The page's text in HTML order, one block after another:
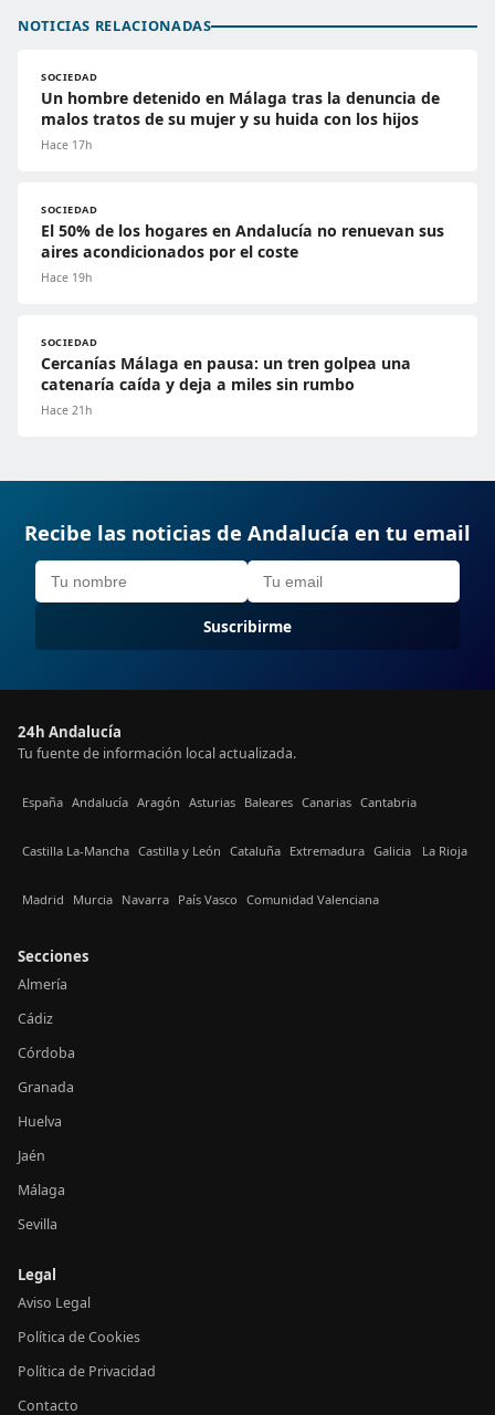
NOTICIAS RELACIONADAS
SOCIEDAD
Un hombre detenido en Málaga tras la denuncia de
malos tratos de su mujer y su huida con los hijos
Hace 17h
SOCIEDAD
El 50% de los hogares en Andalucía no renuevan sus
aires acondicionados por el coste
Hace 19h
SOCIEDAD
Cercanías Málaga en pausa: un tren golpea una
catenaría caída y deja a miles sin rumbo
Hace 21h
Recibe las noticias de Andalucía en tu email
Suscribirme
24h Andalucía
Tu fuente de información local actualizada.
España Andalucía Aragón Asturias Baleares Canarias Cantabria
Castilla La-Mancha Castilla y León Cataluña Extremadura Galicia La Rioja
Madrid Murcia Navarra País Vasco Comunidad Valenciana
Secciones
Almería
Cádiz
Córdoba
Granada
Huelva
Jaén
Málaga
Sevilla
Legal
Aviso Legal
Política de Cookies
Política de Privacidad
Contacto